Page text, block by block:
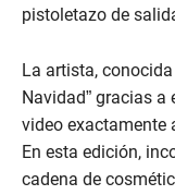
pistoletazo de
La artista,
Navidad” gracias
video exactamente
En esta edición,
cadena de